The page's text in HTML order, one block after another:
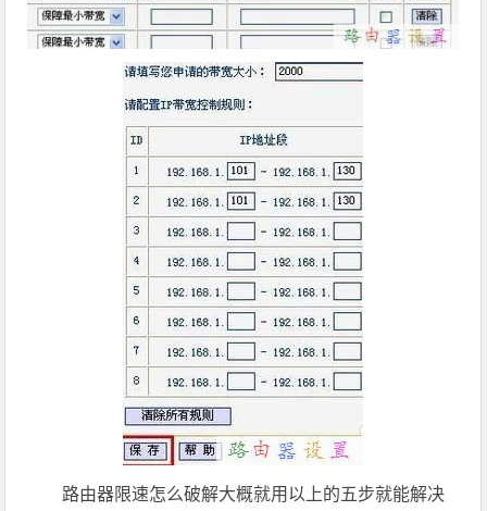
路由器限速怎么破解大概就用以上的五步就能解决